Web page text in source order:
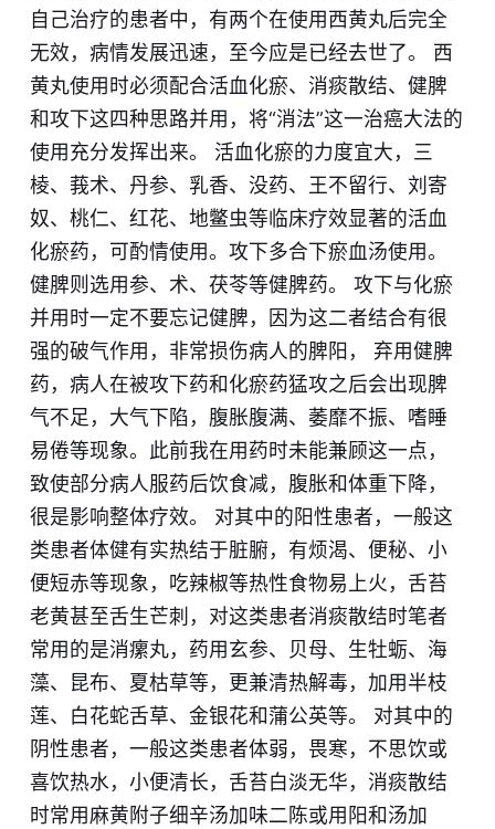
自己治疗的患者中，有两个在使用西黄丸后完全
无效，病情发展迅速，至今应是已经去世了。 西
黄丸使用时必须配合活血化瘀、消痰散结、健脾
和攻下这四种思路并用，将“消法”这一治癌大法的
使用充分发挥出来。 活血化瘀的力度宜大，三
棱、莪术、丹参、乳香、没药、王不留行、刘寄
奴、桃仁、红花、地鳖虫等临床疗效显著的活血
化瘀药，可酌情使用。攻下多合下瘀血汤使用。
健脾则选用参、术、茯苓等健脾药。 攻下与化瘀
并用时一定不要忘记健脾，因为这二者结合有很
强的破气作用，非常损伤病人的脾阳， 弃用健脾
药，病人在被攻下药和化瘀药猛攻之后会出现脾
气不足，大气下陷，腹胀腹满、萎靡不振、嗜睡
易倦等现象。此前我在用药时未能兼顾这一点，
致使部分病人服药后饮食减，腹胀和体重下降，
很是影响整体疗效。 对其中的阳性患者，一般这
类患者体健有实热结于脏腑，有烦渴、便秘、小
便短赤等现象，吃辣椒等热性食物易上火，舌苔
老黄甚至舌生芒刺，对这类患者消痰散结时笔者
常用的是消瘰丸，药用玄参、贝母、生牡蛎、海
藻、昆布、夏枯草等，更兼清热解毒，加用半枝
莲、白花蛇舌草、金银花和蒲公英等。 对其中的
阴性患者，一般这类患者体弱，畏寒，不思饮或
喜饮热水，小便清长，舌苔白淡无华，消痰散结
时常用麻黄附子细辛汤加味二陈或用阳和汤加